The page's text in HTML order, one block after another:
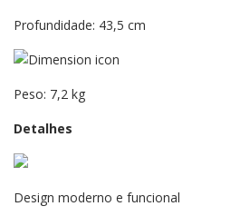
Profundidade: 43,5 cm
Peso: 7,2 kg
Detalhes
Design moderno e funcional